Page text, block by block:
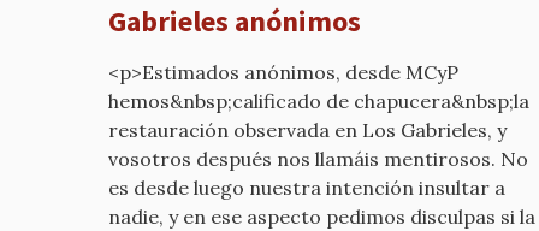
old
Gabrieles anónimos
<p>Estimados anónimos, desde MCyP
hemos&nbsp;calificado de chapucera&nbsp;la
restauración observada en Los Gabrieles, y
vosotros después nos llamáis mentirosos. No
es desde luego nuestra intención insultar a
nadie, y en ese aspecto pedimos disculpas si la